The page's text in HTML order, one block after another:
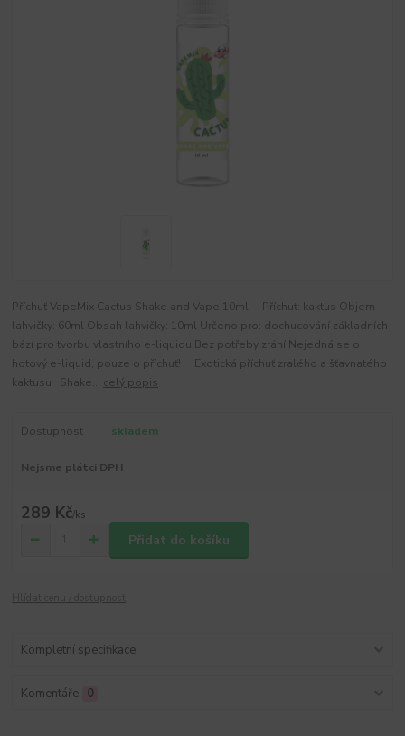
Příchuť VapeMix Cactus Shake and Vape 10ml Příchuť: kaktus Objem
lahvičky: 60ml Obsah lahvičky: 10ml Určeno pro: dochucování základních
bází pro tvorbu vlastního e-liquidu Bez potřeby zrání Nejedná se o
hotový e-liquid, pouze o příchuť! Exotická příchuť zralého a šťavnatého
kaktusu Shake... celý popis
Dostupnost skladem
Nejsme plátci DPH
289 Kč/ks
Přidat do košíku
Kompletní specifikace
Komentáře 0